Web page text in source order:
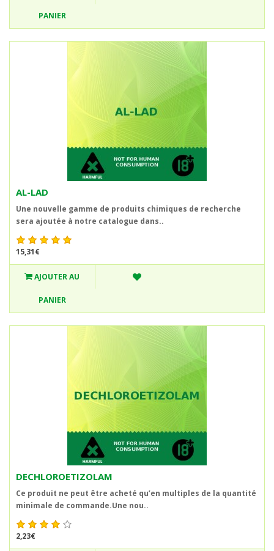
PANIER
AL-LAD
Une nouvelle gamme de produits chimiques de recherche
sera ajoutée à notre catalogue dans..
15,31€
AJOUTER AU
PANIER
DECHLOROETIZOLAM
Ce produit ne peut être acheté qu’en multiples de la quantité
minimale de commande.Une nou..
2,23€